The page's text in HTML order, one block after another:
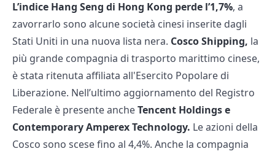
L’indice Hang Seng di Hong Kong perde l’1,7%, a
zavorrarlo sono alcune società cinesi inserite dagli
Stati Uniti in una nuova lista nera. Cosco Shipping, la
più grande compagnia di trasporto marittimo cinese,
è stata ritenuta affiliata all'Esercito Popolare di
Liberazione. Nell’ultimo aggiornamento del Registro
Federale è presente ancheTencent Holdings e
Contemporary Amperex Technology. Le azioni della
Cosco sono scese fino al 4,4%. Anche la compagnia